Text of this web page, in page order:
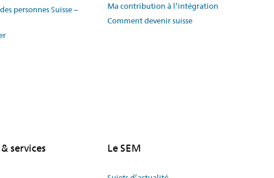
personnes Suisse –
Ma contribution à l’intégration
Comment devenir suisse
services Le SEM